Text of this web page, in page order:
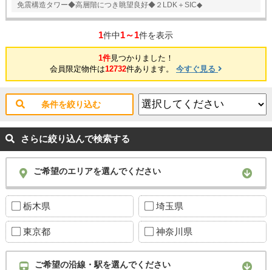
免震構造タワー◆高層階につき眺望良好◆２LDK＋SIC◆
1件中1～1件を表示
1件見つかりました！
会員限定物件は12732件あります。 今すぐ見る
条件を絞り込む
さらに絞り込んで検索する
ご希望のエリアを選んでください
栃木県 埼玉県
東京都 神奈川県
ご希望の沿線・駅を選んでください